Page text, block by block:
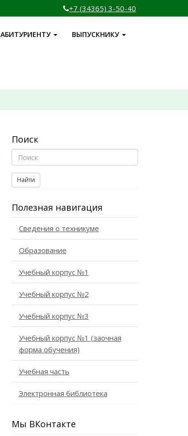
+7 (34365) 3-50-40
АБИТУРИЕНТУ ВЫПУСКНИКУ
Поиск
Найти
Полезная навигация
Сведения о техникуме
Образование
Учебный корпус №1
Учебный корпус №2
Учебный корпус №3
Учебный корпус №1 (заочная
форма обучения)
Учебная часть
Электронная библиотека
Мы ВКонтакте